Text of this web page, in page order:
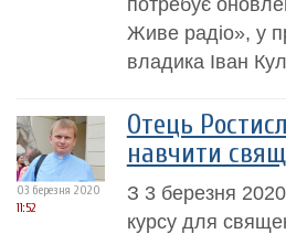
Живе радіо», у
владика Іван
03 березня 2020
11:52
Отець
навчити
З 3 березня
курсу для